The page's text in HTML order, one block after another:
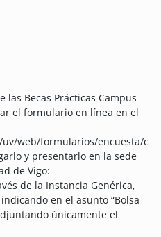
las Becas Prácticas Campus
el formulario en línea en el
web/formularios/encuesta/c
y presentarlo en la sede
de Vigo:
de la Instancia Genérica,
en el asunto “Bolsa
únicamente el